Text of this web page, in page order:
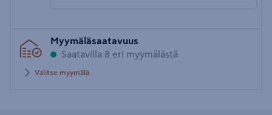
postinumero
Myymäläsaatavuus
Saatavilla 8 eri myymälästä
Valitse myymälä